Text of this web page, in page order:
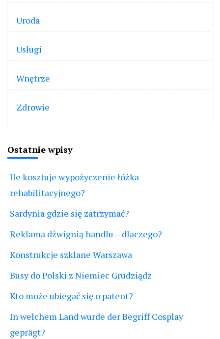
Uroda
Usługi
Wnętrze
Zdrowie
Ostatnie wpisy
Ile kosztuje wypożyczenie łóżka
rehabilitacyjnego?
Sardynia gdzie się zatrzymać?
Reklama dźwignią handlu – dlaczego?
Konstrukcje szklane Warszawa
Busy do Polski z Niemiec Grudziądz
Kto może ubiegać się o patent?
In welchem Land wurde der Begriff Cosplay
geprägt?